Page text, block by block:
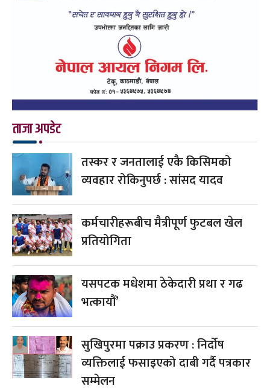
ताजा अपडेट
तस्कर र जनतालाई एकै किसिमको
व्यवहार रोकिनुपर्छ : सांसद यादव
कर्मचारीहरूबीच मैत्रीपूर्ण फुटबल खेल
प्रतियोगिता
यसपटक मधेशमा ठेकेदारी प्रथा र गढ
भत्कायौं’
सुखिपुरमा पक्राउ प्रकरण : निर्दोष
व्यक्तिलाई फसाइएको दाबी गर्दै पत्रकार
सम्मेलन